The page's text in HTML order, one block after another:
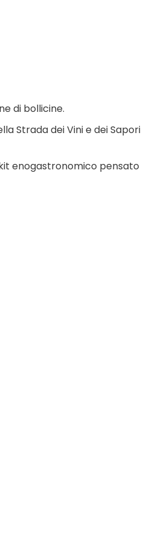
di bollicine.
Strada dei Vini e dei Sapori
enogastronomico pensato